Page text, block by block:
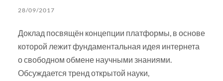
28/09/2017
Доклад посвящён концепции платформы, в основе
которой лежит фундаментальная идея интернета
о свободном обмене научными знаниями.
Обсуждается тренд открытой науки,